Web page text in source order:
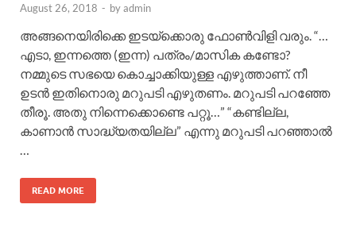
August 26, 2018 - byadmin
അങ്ങനെയിരിക്കെ ഇടയ്ക്കൊരു ഫോണ്‍വിളി വരും. “…
എടാ, ഇന്നത്തെ (ഇന്ന) പത്രം/മാസിക കണ്ടോ?
നമ്മുടെ സഭയെ കൊച്ചാക്കിയുള്ള എഴുത്താണ്. നീ
ഉടന്‍ ഇതിനൊരു മറുപടി എഴുതണം. മറുപടി പറഞ്ഞേ
തീരൂ. അതു നിന്നെക്കൊണ്ടെ പറ്റൂ…” “കണ്ടില്ല,
കാണാന്‍ സാദ്ധ്യതയില്ല” എന്നു മറുപടി പറഞ്ഞാല്‍
…
READ MORE